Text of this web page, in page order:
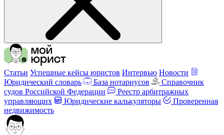
Статьи Успешные кейсы юристов Интервью Новости
Юридический словарь
База нотариусов
Справочник
судов Российской Федерации
Реестр арбитражных
управляющих
Юридические калькуляторы
Проверенная
недвижимость